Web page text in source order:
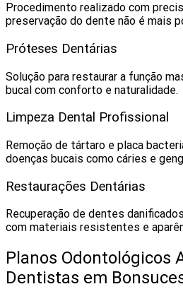
Procedimento realizado com
preservação do dente não é mais
Próteses Dentárias
Solução para restaurar a função
bucal com conforto e naturalidade.
Limpeza Dental Profissional
Remoção de tártaro e placa
doenças bucais como cáries e
Restaurações Dentárias
Recuperação de dentes
com materiais resistentes e
Planos Odontológicos
Dentistas em